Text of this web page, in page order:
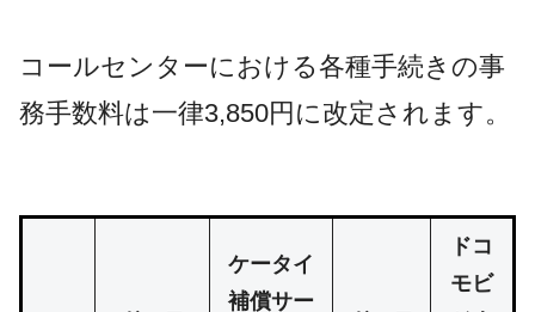
コールセンターにおける各種手続きの事
務手数料は一律3,850円に改定されます。
ケータイ
補償サー
ドコ
モビ